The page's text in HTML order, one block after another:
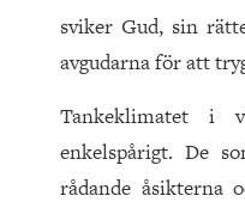
sviker Gud, sin
avgudarna för att
Tankeklimatet
enkelspårigt. De
rådande åsikterna